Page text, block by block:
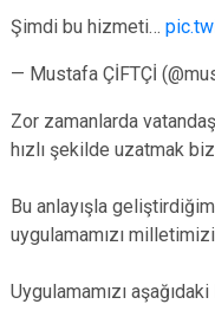
Şimdi bu hizmeti…
— Mustafa ÇİFTÇİ
Zor zamanlarda
hızlı şekilde uzatmak
Bu anlayışla
uygulamamızı
Uygulamamızı